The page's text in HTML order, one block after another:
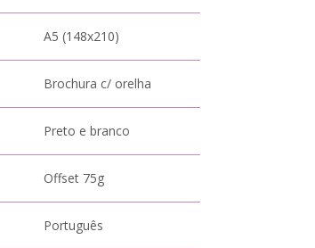
A5 (148x210)
Brochura c/ orelha
Preto e branco
Offset 75g
Português